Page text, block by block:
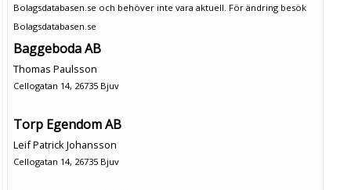
Bolagsdatabasen.se och behöver inte vara aktuell. För ändring besök
Bolagsdatabasen.se
Baggeboda AB
Thomas Paulsson
Cellogatan 14, 26735 Bjuv
Torp Egendom AB
Leif Patrick Johansson
Cellogatan 14, 26735 Bjuv